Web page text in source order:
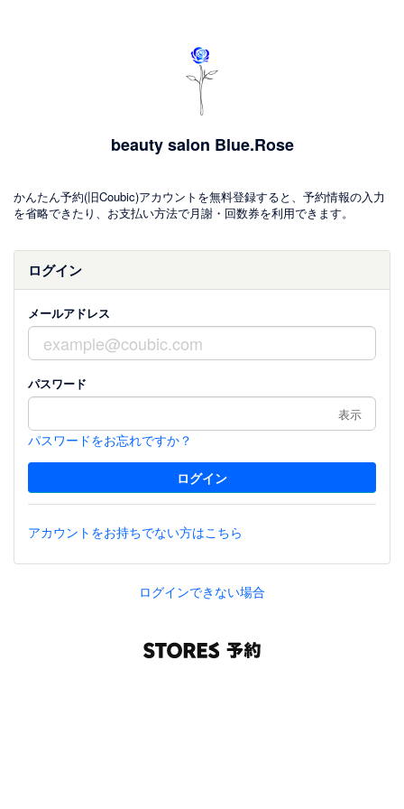
beauty salon Blue.Rose
かんたん予約(旧Coubic)アカウントを無料登録すると、予約情報の入力
を省略できたり、お支払い方法で月謝・回数券を利用できます。
ログイン
メールアドレス
パスワード
表示
パスワードをお忘れですか？
アカウントをお持ちでない方はこちら
ログインできない場合